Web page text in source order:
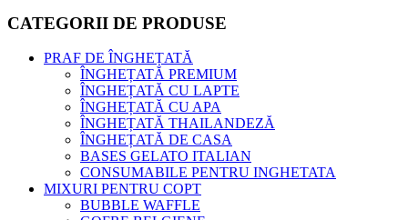
CATEGORII DE PRODUSE
PRAF DE ÎNGHEȚATĂ
ÎNGHEȚATĂ PREMIUM
ÎNGHEȚATĂ CU LAPTE
ÎNGHEȚATĂ CU APA
ÎNGHEȚATĂ THAILANDEZĂ
ÎNGHEȚATĂ DE CASA
BASES GELATO ITALIAN
CONSUMABILE PENTRU INGHETATA
MIXURI PENTRU COPT
BUBBLE WAFFLE